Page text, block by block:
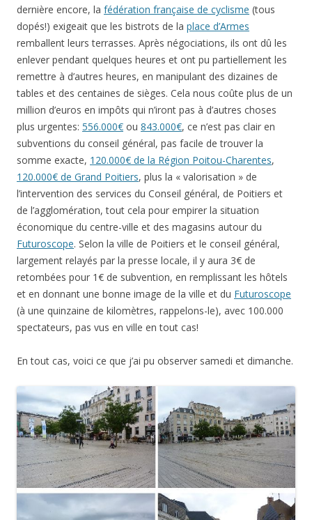
dernière encore, la fédération française de cyclisme (tous
dopés!) exigeait que les bistrots de la place d’Armes
remballent leurs terrasses. Après négociations, ils ont dû les
enlever pendant quelques heures et ont pu partiellement les
remettre à d’autres heures, en manipulant des dizaines de
tables et des centaines de sièges. Cela nous coûte plus de un
million d’euros en impôts qui n’iront pas à d’autres choses
plus urgentes: 556.000€ ou 843.000€, ce n’est pas clair en
subventions du conseil général, pas facile de trouver la
somme exacte, 120.000€ de la Région Poitou-Charentes,
120.000€ de Grand Poitiers, plus la « valorisation » de
l’intervention des services du Conseil général, de Poitiers et
de l’agglomération, tout cela pour empirer la situation
économique du centre-ville et des magasins autour du
Futuroscope. Selon la ville de Poitiers et le conseil général,
largement relayés par la presse locale, il y aura 3€ de
retombées pour 1€ de subvention, en remplissant les hôtels
et en donnant une bonne image de la ville et du Futuroscope
(à une quinzaine de kilomètres, rappelons-le), avec 100.000
spectateurs, pas vus en ville en tout cas!
En tout cas, voici ce que j’ai pu observer samedi et dimanche.